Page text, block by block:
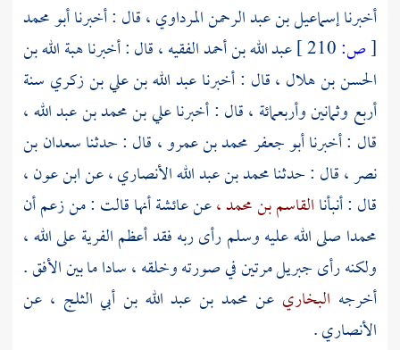
أخبرناإسماعيل بن عبد الرحمن المرداوي ،قال : أخبرناأبو محمد
[ص: عبد الله بن أحمد الفقيه ،قال : أخبرناهبة الله بن
الحسن بن هلال ،قال : أخبرناعبد الله بن علي بن زكري سنة
أربع وثمانين وأربعمائة ، قال : أخبرناعلي بن محمد بن عبد الله ،
قال : أخبرناأبو جعفر محمد بن عمرو ، قال : حدثناسعدان بن
نصر ،قال : حدثنامحمد بن عبد الله الأنصاري ،عنابن عون ،
قال : أنبأناالقاسم بن محمد ،عنعائشةأنها قالت : من زعم أن
محمدا صلى الله عليه وسلم رأى ربه فقد أعظم الفرية على الله ،
ولكنه رأىجبريلمرتين في صورته وخلقه ، سادا ما بين الأفق .
أخرجه البخاري عن محمد بن عبد الله بن أبي الثلج ، عن
الأنصاري.